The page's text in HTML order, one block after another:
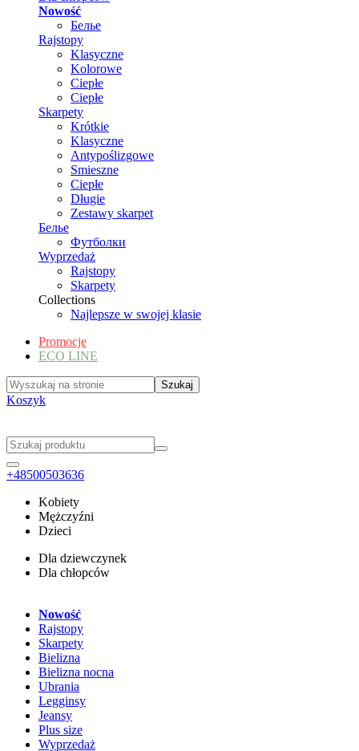
Nowość
Белье
Rajstopy
Klasyczne
Kolorowe
Ciepłe
Ciepłe
Skarpety
Krótkie
Klasyczne
Antypoślizgowe
Smieszne
Ciepłe
Długie
Zestawy skarpet
Белье
Футболки
Wyprzedaż
Rajstopy
Skarpety
Collections
Najlepsze w swojej klasie
Promocje
ECO LINE
Koszyk
+48500503636
Kobiety
Mężczyźni
Dzieci
Dla dziewczynek
Dla chłopców
Nowość
Rajstopy
Skarpety
Bielizna
Bielizna nocna
Ubrania
Legginsy
Jeansy
Plus size
Wyprzedaż